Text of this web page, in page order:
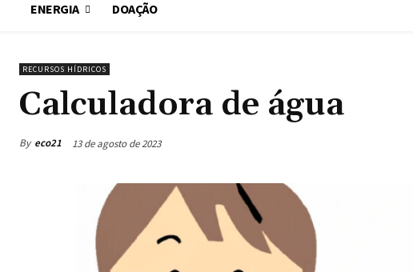
ENERGIA DOAÇÃO
RECURSOS HÍDRICOS
Calculadora de água
By eco21 13 de agosto de 2023